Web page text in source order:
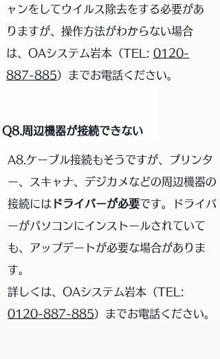
ャンをしてウイルス除去をする必要があ
りますが、操作方法がわからない場合
は、OAシステム岩本（TEL: 0120-
887-885）までお電話ください。
Q8.周辺機器が接続できない
A8.ケーブル接続もそうですが、プリンタ
ー、スキャナ、デジカメなどの周辺機器の
接続には ドライバーが必要です。ドライバ
ーがパソコンにインストールされていて
も、アップデートが必要な場合がありま
す。
詳しくは、OAシステム岩本（TEL:
0120-887-885）までお電話ください。